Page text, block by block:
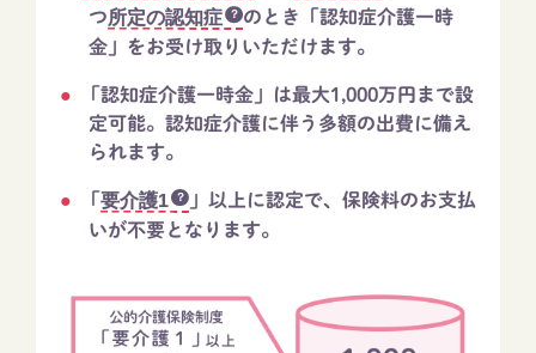
つ所定の認知症 のとき「認知症介護一時
金」をお受け取りいただけます。
「認知症介護一時金」は最大1,000万円まで設
定可能。認知症介護に伴う多額の出費に備え
られます。
要介護1 」以上に認定で、保険料のお支払
いが不要となります。